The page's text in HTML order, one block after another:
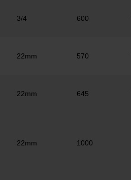
3/4 600
22mm 570
22mm 645
22mm 1000